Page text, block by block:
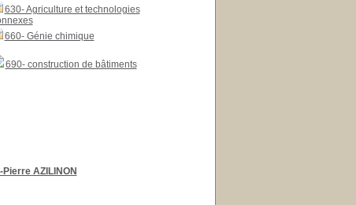
630- Agriculture et technologies
660- Génie chimique
690- construction de bâtiments
Pierre AZILINON